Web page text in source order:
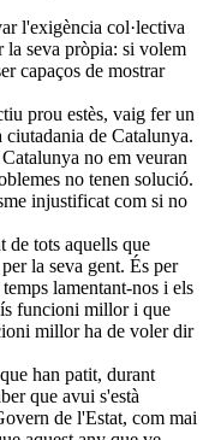
l'exigència col·lectiva
la seva pròpia: si volem
capaços de mostrar
prou estès, vaig fer un
ciutadania de Catalunya.
no em veuran
no tenen solució.
injustificat com si no
de tots aquells que
la seva gent. És per
lamentant-nos i els
funcioni millor i que
millor ha de voler dir
han patit, durant
que avui s'està
de l'Estat, com mai